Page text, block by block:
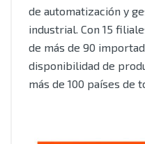
de automatización y
industrial. Con 15
de más de 90
disponibilidad de
más de 100 países de